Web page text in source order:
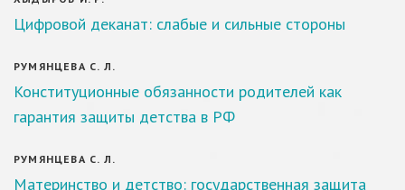
Цифровой деканат: слабые и сильные стороны
РУМЯНЦЕВА С. Л.
Конституционные обязанности родителей как
гарантия защиты детства в РФ
РУМЯНЦЕВА С. Л.
Материнство и детство: государственная защита